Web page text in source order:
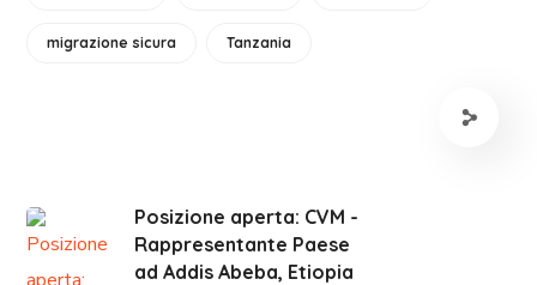
migrazione sicura Tanzania
Posizione aperta: CVM -
Rappresentante Paese
ad Addis Abeba, Etiopia